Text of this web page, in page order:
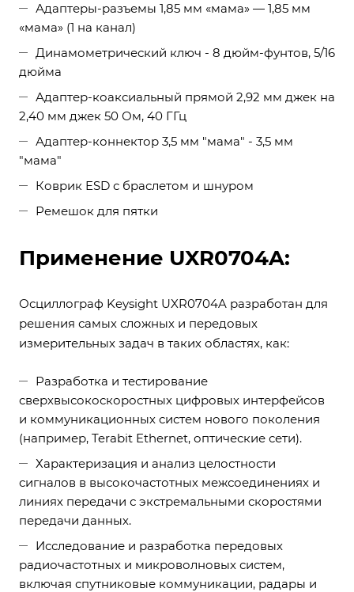
Адаптеры-разъемы 1,85 мм «мама» — 1,85 мм
«мама» (1 на канал)
Динамометрический ключ - 8 дюйм-фунтов, 5/16
дюйма
Адаптер-коаксиальный прямой 2,92 мм джек на
2,40 мм джек 50 Ом, 40 ГГц
Адаптер-коннектор 3,5 мм "мама" - 3,5 мм
"мама"
Коврик ESD с браслетом и шнуром
Ремешок для пятки
Применение UXR0704A:
Осциллограф Keysight UXR0704A разработан для
решения самых сложных и передовых
измерительных задач в таких областях, как:
Разработка и тестирование
сверхвысокоскоростных цифровых интерфейсов
и коммуникационных систем нового поколения
(например, Terabit Ethernet, оптические сети).
Характеризация и анализ целостности
сигналов в высокочастотных межсоединениях и
линиях передачи с экстремальными скоростями
передачи данных.
Исследование и разработка передовых
радиочастотных и микроволновых систем,
включая спутниковые коммуникации, радары и